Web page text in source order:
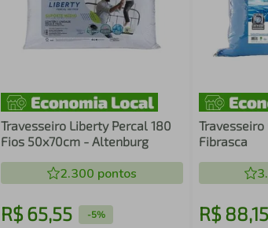
Travesseiro Liberty Percal 180
Fios 50x70cm - Altenburg
2.300 pontos
R$65,55 -5%
Fibrasca
R$ 88,15